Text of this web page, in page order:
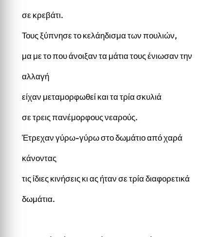
σε κρεβάτι.
Τους ξύπνησε το κελάηδισμα των πουλιών,
μα με το που άνοιξαν τα μάτια τους ένιωσαν την
αλλαγή
είχαν μεταμορφωθεί και τα τρία σκυλιά
σε τρεις πανέμορφους νεαρούς.
Έτρεχαν γύρω-γύρω στο δωμάτιο από χαρά
κάνοντας
τις ίδιες κινήσεις κι ας ήταν σε τρία διαφορετικά
δωμάτια.